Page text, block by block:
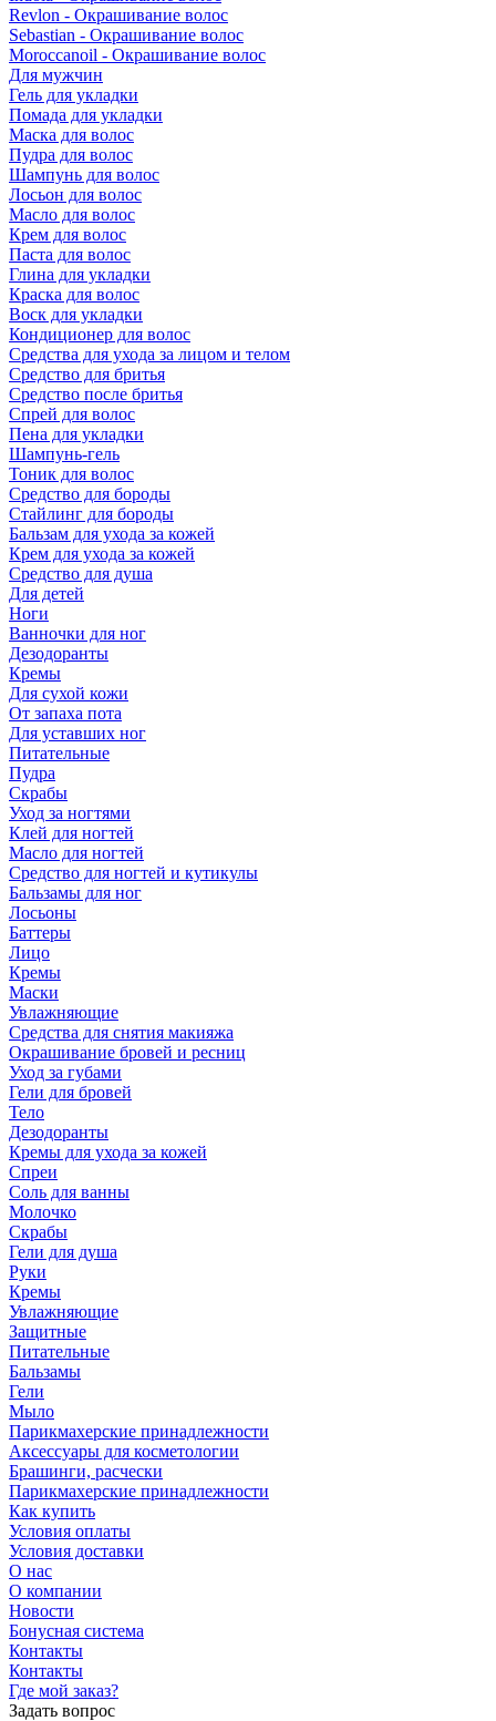
Revlon - Окрашивание волос
Sebastian - Окрашивание волос
Moroccanoil - Окрашивание волос
Для мужчин
Гель для укладки
Помада для укладки
Маска для волос
Пудра для волос
Шампунь для волос
Лосьон для волос
Масло для волос
Крем для волос
Паста для волос
Глина для укладки
Краска для волос
Воск для укладки
Кондиционер для волос
Средства для ухода за лицом и телом
Средство для бритья
Средство после бритья
Спрей для волос
Пена для укладки
Шампунь-гель
Тоник для волос
Средство для бороды
Стайлинг для бороды
Бальзам для ухода за кожей
Крем для ухода за кожей
Средство для душа
Для детей
Ноги
Ванночки для ног
Дезодоранты
Кремы
Для сухой кожи
От запаха пота
Для уставших ног
Питательные
Пудра
Скрабы
Уход за ногтями
Клей для ногтей
Масло для ногтей
Средство для ногтей и кутикулы
Бальзамы для ног
Лосьоны
Баттеры
Лицо
Кремы
Маски
Увлажняющие
Средства для снятия макияжа
Окрашивание бровей и ресниц
Уход за губами
Гели для бровей
Тело
Дезодоранты
Кремы для ухода за кожей
Спреи
Соль для ванны
Молочко
Скрабы
Гели для душа
Руки
Кремы
Увлажняющие
Защитные
Питательные
Бальзамы
Гели
Мыло
Парикмахерские принадлежности
Аксессуары для косметологии
Брашинги, расчески
Парикмахерские принадлежности
Как купить
Условия оплаты
Условия доставки
О нас
О компании
Новости
Бонусная система
Контакты
Контакты
Где мой заказ?
Задать вопрос